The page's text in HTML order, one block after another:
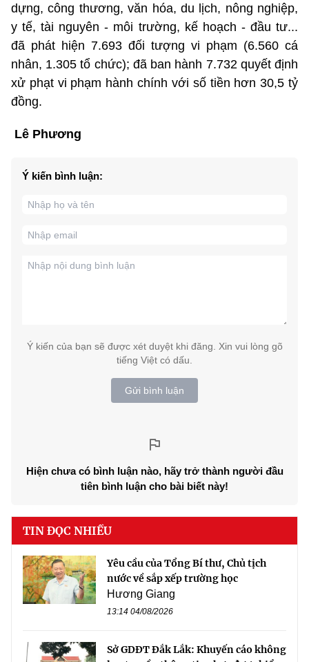
dựng, công thương, văn hóa, du lịch, nông nghiệp,
y tế, tài nguyên - môi trường, kế hoạch - đầu tư...
đã phát hiện 7.693 đối tượng vi phạm (6.560 cá
nhân, 1.305 tổ chức); đã ban hành 7.732 quyết định
xử phạt vi phạm hành chính với số tiền hơn 30,5 tỷ
đồng.
Lê Phương
Ý kiến bình luận:
Ý kiến của bạn sẽ được xét duyệt khi đăng. Xin vui lòng gõ
tiếng Việt có dấu.
Gửi bình luận
Hiện chưa có bình luận nào, hãy trở thành người đầu
tiên bình luận cho bài biết này!
TIN ĐỌC NHIỀU
Yêu cầu của Tổng Bí thư, Chủ tịch
nước về sắp xếp trường học
Hương Giang
13:14 04/08/2026
Sở GDĐT Đắk Lắk: Khuyến cáo không